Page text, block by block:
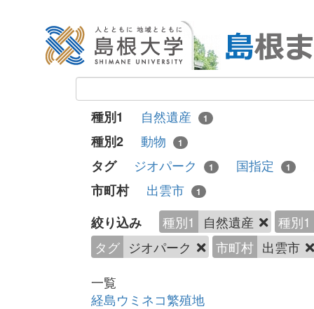
種別1 自然遺産 1
種別2 動物 1
タグ ジオパーク 1 国指定 1
市町村
出雲市 1
絞り込み 種別1 自然遺産
種別1
タグ ジオパーク 市町村 出雲市
一覧
経島ウミネコ繁殖地